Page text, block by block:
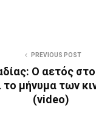
PREVIOUS POST
Ο αετός
το μήνυμα των
(video)